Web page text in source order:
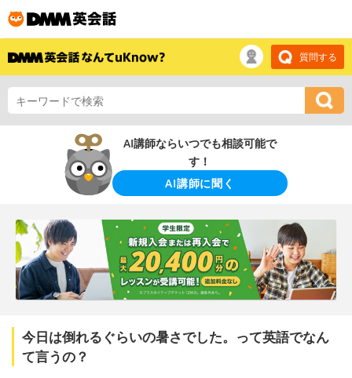
質問する
AI講師ならいつでも相談可能で
す！
AI講師に聞く
今日は倒れるぐらいの暑さでした。って英語でなん
て言うの？